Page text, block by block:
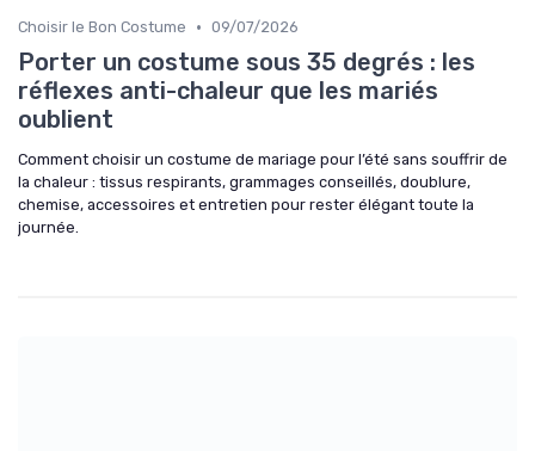
Choisir le Bon Costume • 09/07/2026
Porter un costume sous 35 degrés : les
réflexes anti-chaleur que les mariés
oublient
Comment choisir un costume de mariage pour l’été sans souffrir de
la chaleur : tissus respirants, grammages conseillés, doublure,
chemise, accessoires et entretien pour rester élégant toute la
journée.